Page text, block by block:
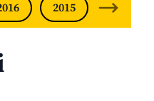
2015 2014